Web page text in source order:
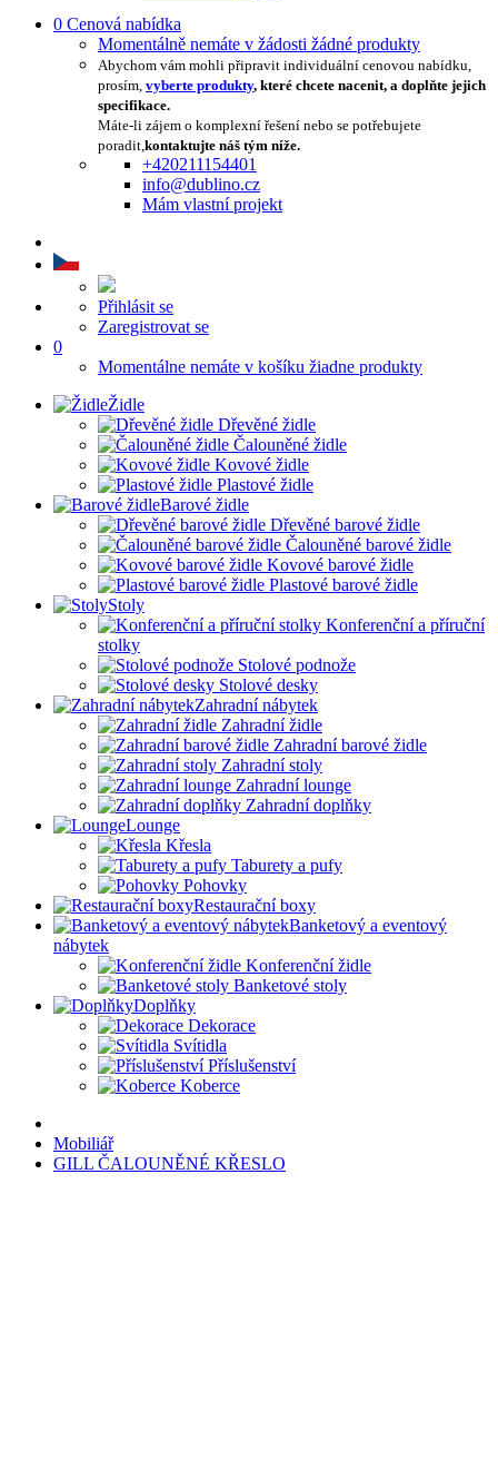
0 Cenová nabídka
Momentálně nemáte v žádosti žádné produkty
Abychom vám mohli připravit individuální cenovou nabídku,
prosím, vyberte produkty, které chcete nacenit, a doplňte jejich
specifikace.
Máte-li zájem o komplexní řešení nebo se potřebujete
poradit,kontaktujte náš tým níže.
+420211154401
info@dublino.cz
Mám vlastní projekt
Přihlásit se
Zaregistrovat se
0
Momentálne nemáte v košíku žiadne produkty
Židle
Dřevěné židle
Čalouněné židle
Kovové židle
Plastové židle
Barové židle
Dřevěné barové židle
Čalouněné barové židle
Kovové barové židle
Plastové barové židle
Stoly
Konferenční a příruční
stolky
Stolové podnože
Stolové desky
Zahradní nábytek
Zahradní židle
Zahradní barové židle
Zahradní stoly
Zahradní lounge
Zahradní doplňky
Lounge
Křesla
Taburety a pufy
Pohovky
Restaurační boxy
Banketový a eventový
nábytek
Konferenční židle
Banketové stoly
Doplňky
Dekorace
Svítidla
Příslušenství
Koberce
Mobiliář
GILL ČALOUNĚNÉ KŘESLO